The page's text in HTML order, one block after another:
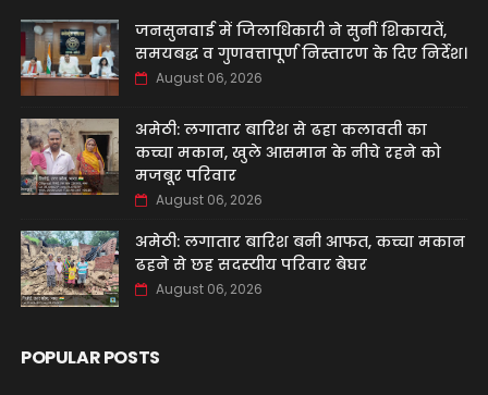
जनसुनवाई में जिलाधिकारी ने सुनीं शिकायतें,
समयबद्ध व गुणवत्तापूर्ण निस्तारण के दिए निर्देश।
August 06, 2026
अमेठी: लगातार बारिश से ढहा कलावती का
कच्चा मकान, खुले आसमान के नीचे रहने को
मजबूर परिवार
August 06, 2026
अमेठी: लगातार बारिश बनी आफत, कच्चा मकान
ढहने से छह सदस्यीय परिवार बेघर
August 06, 2026
POPULAR POSTS